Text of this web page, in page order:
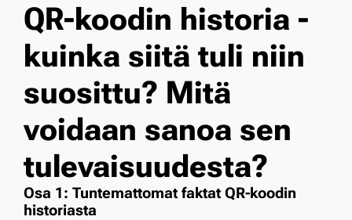
QR-koodin historia -
kuinka siitä tuli niin
suosittu? Mitä
voidaan sanoa sen
tulevaisuudesta?
Osa 1: Tuntemattomat faktat QR-koodin
historiasta